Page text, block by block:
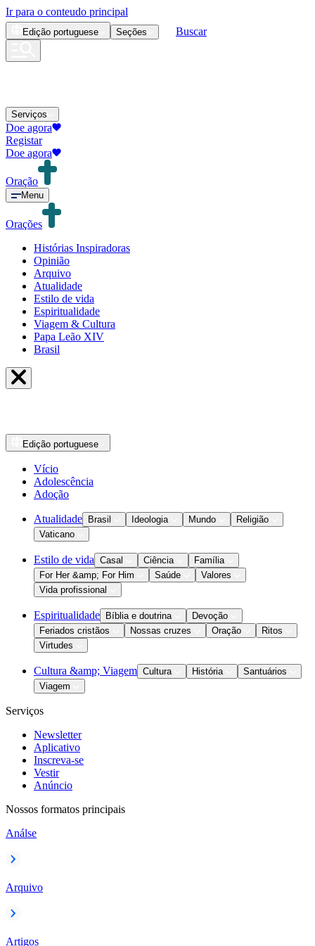
Ir para o conteudo principal
Edição portuguese Seções Buscar
Serviços
Doe agora
Registar
Doe agora
Oração
Menu
Orações
Histórias Inspiradoras
Opinião
Arquivo
Atualidade
Estilo de vida
Espiritualidade
Viagem & Cultura
Papa Leão XIV
Brasil
Edição portuguese
Vício
Adolescência
Adoção
Atualidade Brasil Ideologia Mundo
Religião
Vaticano
Estilo de vida Casal Ciência
Família
For Her &amp; For Him
Saúde
Valores
Vida profissional
Espiritualidade Bíblia e doutrina
Devoção
Feriados cristãos
Nossas cruzes Oração
Ritos
Virtudes
Cultura &amp; Viagem Cultura História
Santuários
Viagem
Serviços
Newsletter
Aplicativo
Inscreva-se
Vestir
Anúncio
Nossos formatos principais
Análse
Arquivo
Artigos